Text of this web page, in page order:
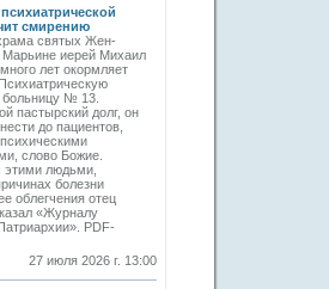
смирению
святых Жен-
иерей Михаил
лет окормляет
больницу № 13.
пастырский долг, он
до пациентов,
слово Божие.
этими людьми,
болезни
облегчения отец
«Журналу
PDF-
27 июля 2026 г. 13:00